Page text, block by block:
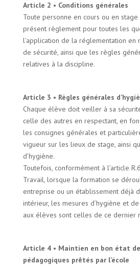
Article 2 • Conditions générales
Toute personne en cours ou en
présent règlement pour toutes les
l’application de la réglementation en
de sécurité, ainsi que les règles
relatives à la discipline.
Article 3 • Règles générales
Chaque élève doit veiller à sa
celle des autres en respectant, en
les consignes générales et
vigueur sur les lieux de stage, ainsi
d’hygiène.
Toutefois, conformément à l’article
Travail, lorsque la formation se
entreprise ou un établissement déjà
intérieur, les mesures d’hygiène et
aux élèves sont celles de ce dernier
Article 4 • Maintien en bon état
pédagogiques prêtés par l’école